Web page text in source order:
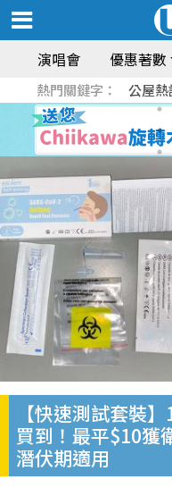
演唱會 優惠著數
熱門關鍵字： 公屋熱
【快速測試套裝
買到！最平$10獲
潛伏期適用